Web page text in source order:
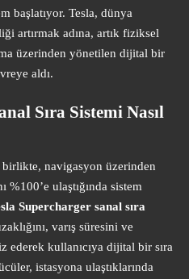
başlatıyor. Tesla, dünya
artırmak adına, artık fiziksel
üzerinden yönetilen dijital bir
aldı.
Sıra Sistemi Nasıl
birlikte, navigasyon üzerinden
ulaştığında sistem
Supercharger sanal sıra
varış süresini ve
ederek kullanıcıya dijital bir sıra
istasyona ulaştıklarında